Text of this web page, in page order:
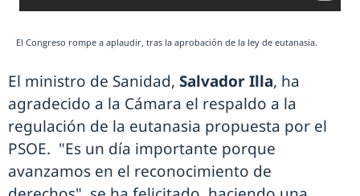
El Congreso rompe a aplaudir, tras la aprobación de la ley de eutanasia.
El ministro de Sanidad, Salvador Illa, ha
agradecido a la Cámara el respaldo a la
regulación de la eutanasia propuesta por el
PSOE. "Es un día importante porque
avanzamos en el reconocimiento de